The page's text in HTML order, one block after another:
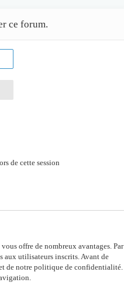
ce forum.
de cette session
offre de nombreux avantages. Par
aux utilisateurs inscrits. Avant de
de notre politique de confidentialité.